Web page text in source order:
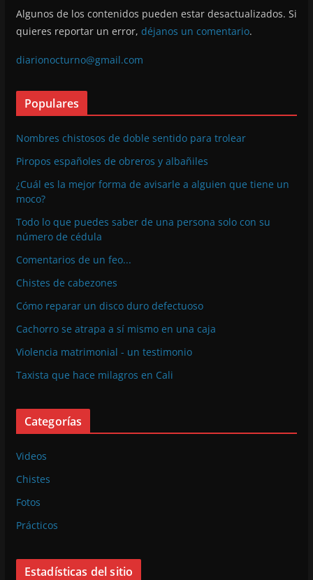
Algunos de los contenidos pueden estar desactualizados. Si
quieres reportar un error, déjanos un comentario.
diarionocturno@gmail.com
Populares
Nombres chistosos de doble sentido para trolear
Piropos españoles de obreros y albañiles
¿Cuál es la mejor forma de avisarle a alguien que tiene un
moco?
Todo lo que puedes saber de una persona solo con su
número de cédula
Comentarios de un feo...
Chistes de cabezones
Cómo reparar un disco duro defectuoso
Cachorro se atrapa a sí mismo en una caja
Violencia matrimonial - un testimonio
Taxista que hace milagros en Cali
Categorías
Videos
Chistes
Fotos
Prácticos
Estadísticas del sitio